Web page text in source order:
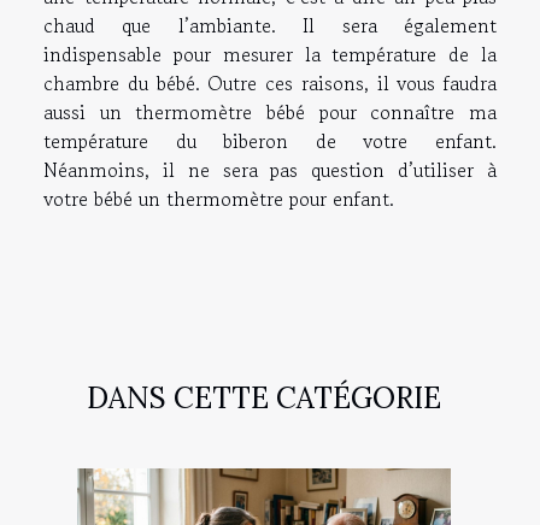
chaud que l’ambiante. Il sera également
indispensable pour mesurer la température de la
chambre du bébé. Outre ces raisons, il vous faudra
aussi un thermomètre bébé pour connaître ma
température du biberon de votre enfant.
Néanmoins, il ne sera pas question d’utiliser à
votre bébé un thermomètre pour enfant.
DANS CETTE CATÉGORIE